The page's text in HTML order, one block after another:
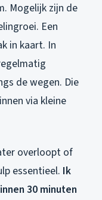
Mogelijk zijn de
Een
in kaart. In
de wegen. Die
via kleine
overloopt of
essentieel. Ik
30 minuten